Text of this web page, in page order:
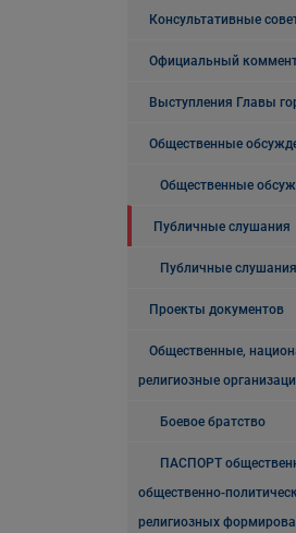
Консультативные
Официальный
Выступления Главы
Общественные
Общественные
Публичные слушания
Публичные
Проекты документов
Общественные,
религиозные
Боевое братство
ПАСПОРТ
общественно-
религиозных